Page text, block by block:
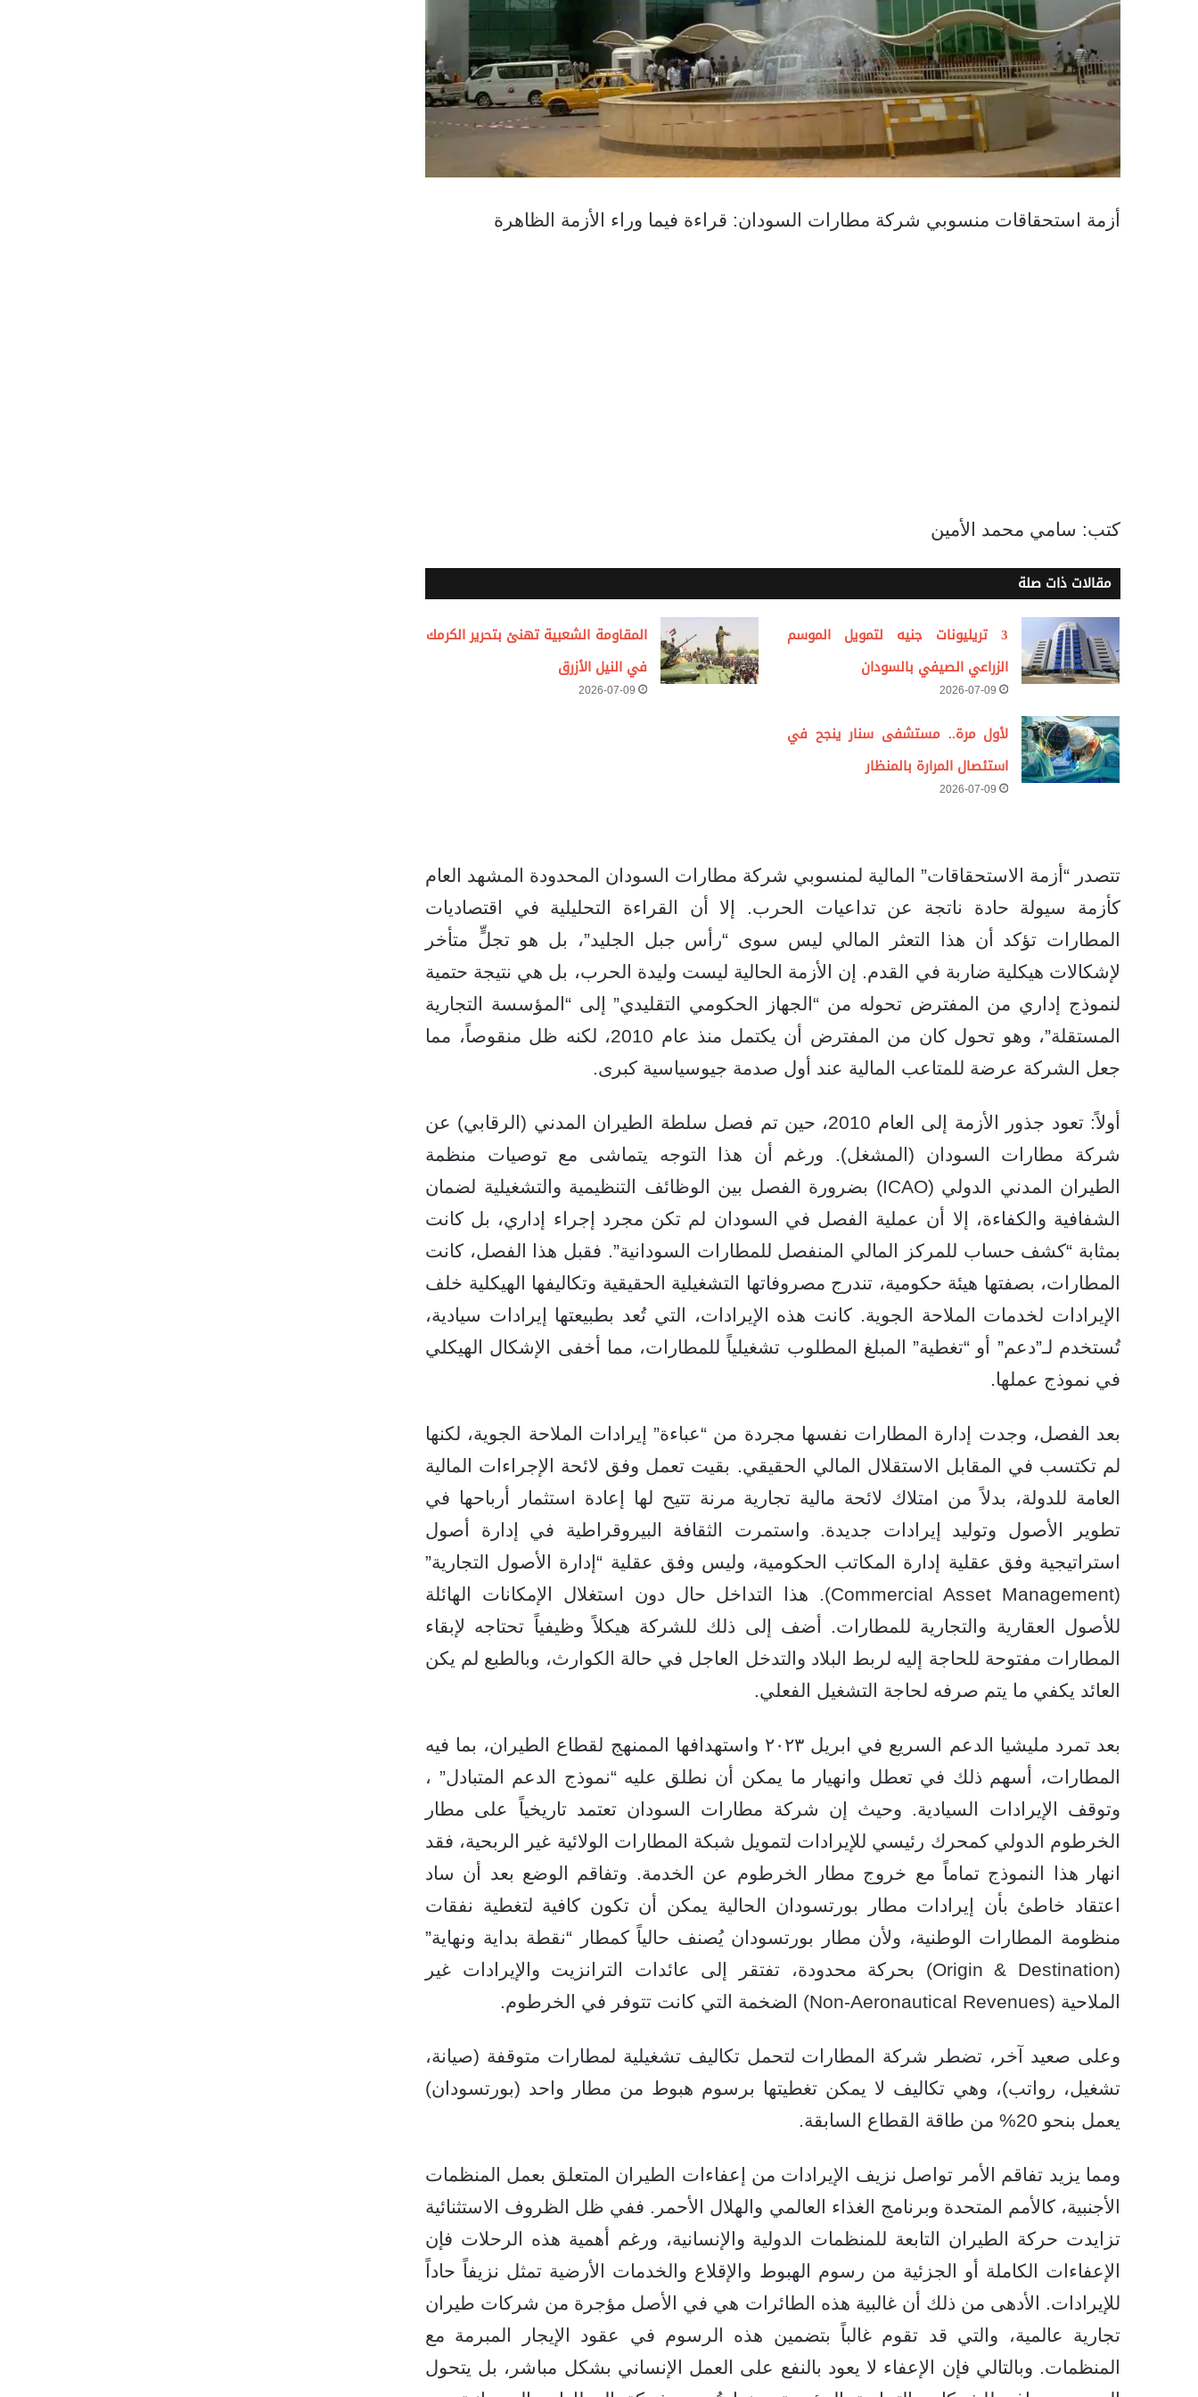
أزمة استحقاقات منسوبي شركة مطارات السودان: قراءة فيما وراء الأزمة الظاهرة
كتب: سامي محمد الأمين
مقالات ذات صلة
3 تريليونات جنيه لتمويل الموسم
الزراعي الصيفي بالسودان
2026-07-09
المقاومة الشعبية تهنئ بتحرير الكرمك
في النيل الأزرق
2026-07-09
لأول مرة.. مستشفى سنار ينجح في
استئصال المرارة بالمنظار
2026-07-09
تتصدر “أزمة الاستحقاقات” المالية لمنسوبي شركة مطارات السودان المحدودة المشهد العام
كأزمة سيولة حادة ناتجة عن تداعيات الحرب. إلا أن القراءة التحليلية في اقتصاديات
المطارات تؤكد أن هذا التعثر المالي ليس سوى “رأس جبل الجليد”، بل هو تجلٍّ متأخر
لإشكالات هيكلية ضاربة في القدم. إن الأزمة الحالية ليست وليدة الحرب، بل هي نتيجة حتمية
لنموذج إداري من المفترض تحوله من “الجهاز الحكومي التقليدي” إلى “المؤسسة التجارية
المستقلة”، وهو تحول كان من المفترض أن يكتمل منذ عام 2010، لكنه ظل منقوصاً، مما
جعل الشركة عرضة للمتاعب المالية عند أول صدمة جيوسياسية كبرى.
أولاً: تعود جذور الأزمة إلى العام 2010، حين تم فصل سلطة الطيران المدني (الرقابي) عن
شركة مطارات السودان (المشغل). ورغم أن هذا التوجه يتماشى مع توصيات منظمة
الطيران المدني الدولي (ICAO) بضرورة الفصل بين الوظائف التنظيمية والتشغيلية لضمان
الشفافية والكفاءة، إلا أن عملية الفصل في السودان لم تكن مجرد إجراء إداري، بل كانت
بمثابة “كشف حساب للمركز المالي المنفصل للمطارات السودانية”. فقبل هذا الفصل، كانت
المطارات، بصفتها هيئة حكومية، تندرج مصروفاتها التشغيلية الحقيقية وتكاليفها الهيكلية خلف
الإيرادات لخدمات الملاحة الجوية. كانت هذه الإيرادات، التي تُعد بطبيعتها إيرادات سيادية،
تُستخدم لـ”دعم” أو “تغطية” المبلغ المطلوب تشغيلياً للمطارات، مما أخفى الإشكال الهيكلي
في نموذج عملها.
بعد الفصل، وجدت إدارة المطارات نفسها مجردة من “عباءة” إيرادات الملاحة الجوية، لكنها
لم تكتسب في المقابل الاستقلال المالي الحقيقي. بقيت تعمل وفق لائحة الإجراءات المالية
العامة للدولة، بدلاً من امتلاك لائحة مالية تجارية مرنة تتيح لها إعادة استثمار أرباحها في
تطوير الأصول وتوليد إيرادات جديدة. واستمرت الثقافة البيروقراطية في إدارة أصول
استراتيجية وفق عقلية إدارة المكاتب الحكومية، وليس وفق عقلية “إدارة الأصول التجارية”
(Commercial Asset Management). هذا التداخل حال دون استغلال الإمكانات الهائلة
للأصول العقارية والتجارية للمطارات. أضف إلى ذلك للشركة هيكلاً وظيفياً تحتاجه لإبقاء
المطارات مفتوحة للحاجة إليه لربط البلاد والتدخل العاجل في حالة الكوارث، وبالطبع لم يكن
العائد يكفي ما يتم صرفه لحاجة التشغيل الفعلي.
بعد تمرد مليشيا الدعم السريع في ابريل ٢٠٢٣ واستهدافها الممنهج لقطاع الطيران، بما فيه
المطارات، أسهم ذلك في تعطل وانهيار ما يمكن أن نطلق عليه “نموذج الدعم المتبادل” ،
وتوقف الإيرادات السيادية. وحيث إن شركة مطارات السودان تعتمد تاريخياً على مطار
الخرطوم الدولي كمحرك رئيسي للإيرادات لتمويل شبكة المطارات الولائية غير الربحية، فقد
انهار هذا النموذج تماماً مع خروج مطار الخرطوم عن الخدمة. وتفاقم الوضع بعد أن ساد
اعتقاد خاطئ بأن إيرادات مطار بورتسودان الحالية يمكن أن تكون كافية لتغطية نفقات
منظومة المطارات الوطنية، ولأن مطار بورتسودان يُصنف حالياً كمطار “نقطة بداية ونهاية”
(Origin & Destination) بحركة محدودة، تفتقر إلى عائدات الترانزيت والإيرادات غير
الملاحية (Non-Aeronautical Revenues) الضخمة التي كانت تتوفر في الخرطوم.
وعلى صعيد آخر، تضطر شركة المطارات لتحمل تكاليف تشغيلية لمطارات متوقفة (صيانة،
تشغيل، رواتب)، وهي تكاليف لا يمكن تغطيتها برسوم هبوط من مطار واحد (بورتسودان)
يعمل بنحو 20% من طاقة القطاع السابقة.
ومما يزيد تفاقم الأمر تواصل نزيف الإيرادات من إعفاءات الطيران المتعلق بعمل المنظمات
الأجنبية، كالأمم المتحدة وبرنامج الغذاء العالمي والهلال الأحمر. ففي ظل الظروف الاستثنائية
تزايدت حركة الطيران التابعة للمنظمات الدولية والإنسانية، ورغم أهمية هذه الرحلات فإن
الإعفاءات الكاملة أو الجزئية من رسوم الهبوط والإقلاع والخدمات الأرضية تمثل نزيفاً حاداً
للإيرادات. الأدهى من ذلك أن غالبية هذه الطائرات هي في الأصل مؤجرة من شركات طيران
تجارية عالمية، والتي قد تقوم غالباً بتضمين هذه الرسوم في عقود الإيجار المبرمة مع
المنظمات. وبالتالي فإن الإعفاء لا يعود بالنفع على العمل الإنساني بشكل مباشر، بل يتحول